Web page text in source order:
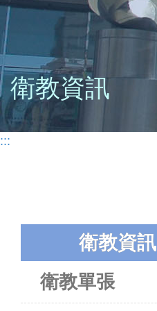
衛教資訊
:::
衛教資訊
衛教單張